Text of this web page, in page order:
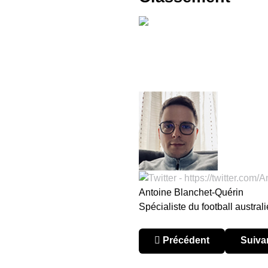
Antoine Blanchet-Quérin
Spécialiste du football
Article précédent :
Précédent